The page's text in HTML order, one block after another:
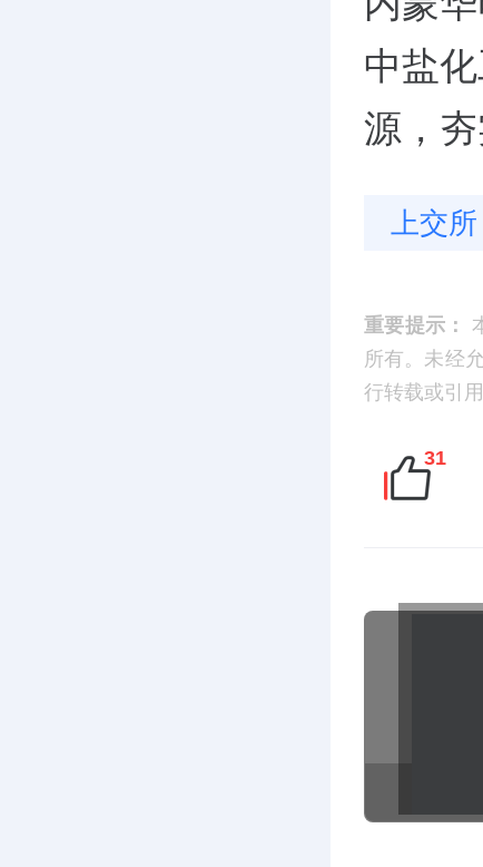
中盐
源，夯
上交所
重要提示：
所有。未经
行转载或引
31